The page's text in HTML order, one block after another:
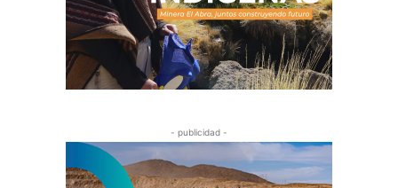
- publicidad -